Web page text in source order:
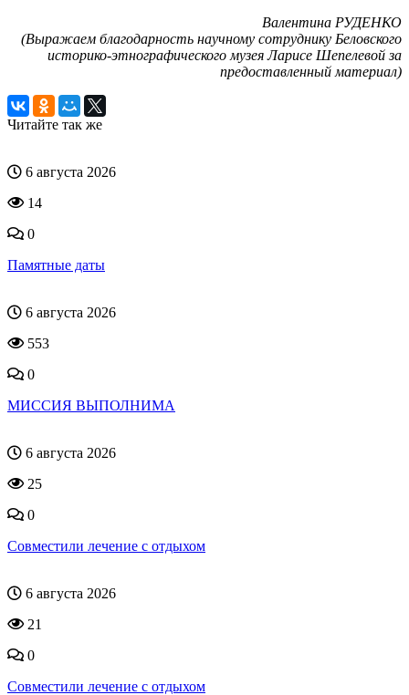
Валентина РУДЕНКО
(Выражаем благодарность научному сотруднику Беловского
историко-этнографического музея Ларисе Шепелевой за
предоставленный материал)
Читайте так же
6 августа 2026
14
0
Памятные даты
6 августа 2026
553
0
МИССИЯ ВЫПОЛНИМА
6 августа 2026
25
0
Совместили лечение с отдыхом
6 августа 2026
21
0
Совместили лечение с отдыхом